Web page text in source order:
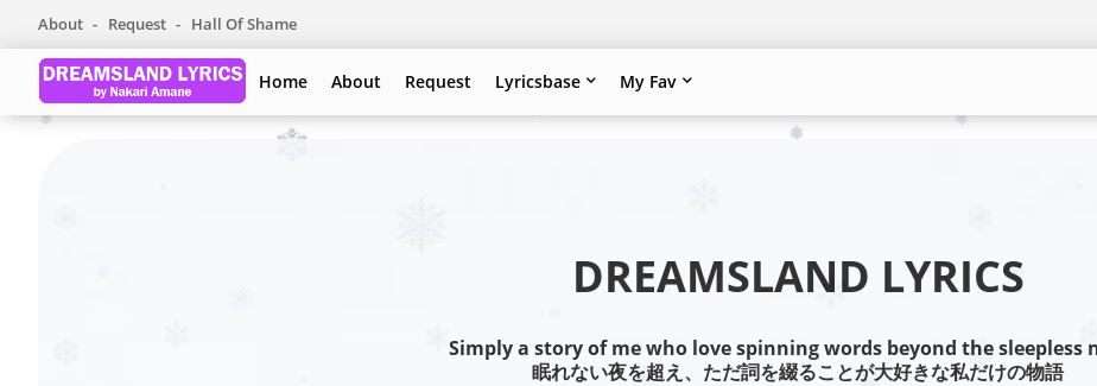
About Request Hall Of Shame
Home About Request Lyricsbase My Fav
DREAMSLAND LYRICS
Simply a story of me who love spinning words beyond the sleepless
眠れない夜を超え、ただ詞を綴ることが大好きな私だけの物語